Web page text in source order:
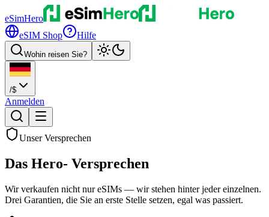
eSimHero
eSIM Shop
Hilfe
Wohin reisen Sie?
/$
Anmelden
Unser Versprechen
Das Hero- Versprechen
Wir verkaufen nicht nur eSIMs — wir stehen hinter jeder einzelnen.
Drei Garantien, die Sie an erste Stelle setzen, egal was passiert.